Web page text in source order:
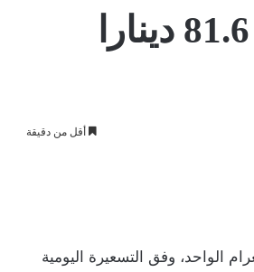
انخفاض أسعار الذهب محليا إلى 81.6 دينارا
أقل من دقيقة
المحلي اليوم الاربعاء، بمقدار 1.1 دينارا للغرام الواحد، وفق التسعيرة اليومية